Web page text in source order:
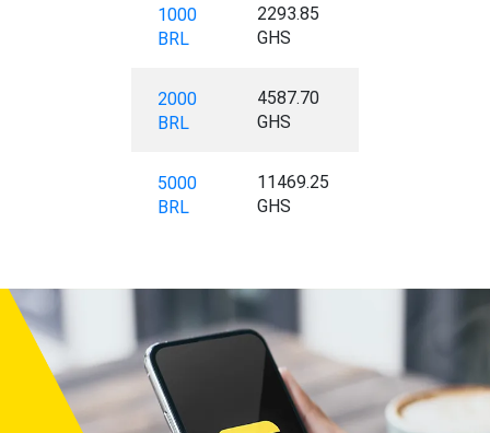
1000
BRL
2293.85
GHS
2000
BRL
4587.70
GHS
5000
BRL
11469.25
GHS